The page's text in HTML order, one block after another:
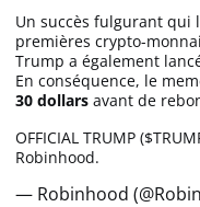
Trading
Meilleur
Un succès fulgurant qui
premières crypto-
Trump a également
En conséquence, le
30 dollars avant de
OFFICIAL TRUMP
Robinhood.
— Robinhood